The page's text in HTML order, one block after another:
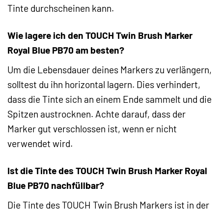
Tinte durchscheinen kann.
Wie lagere ich den TOUCH Twin Brush Marker
Royal Blue PB70 am besten?
Um die Lebensdauer deines Markers zu verlängern,
solltest du ihn horizontal lagern. Dies verhindert,
dass die Tinte sich an einem Ende sammelt und die
Spitzen austrocknen. Achte darauf, dass der
Marker gut verschlossen ist, wenn er nicht
verwendet wird.
Ist die Tinte des TOUCH Twin Brush Marker Royal
Blue PB70 nachfüllbar?
Die Tinte des TOUCH Twin Brush Markers ist in der